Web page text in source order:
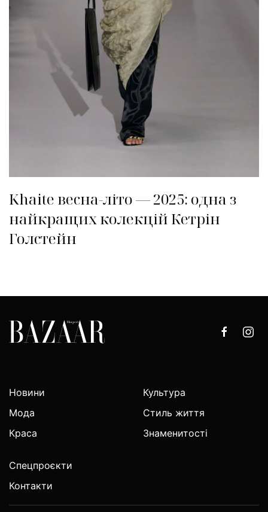
Khaite весна-літо — 2025: одна з
найкращих колекцій Кетрін
Голстейн
Новини
Мода
Краса
Культура
Стиль життя
Знаменитості
Спецпроєкти
Контакти